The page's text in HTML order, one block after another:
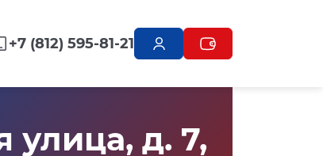
+7 (812) 595-81-21
д. 7,